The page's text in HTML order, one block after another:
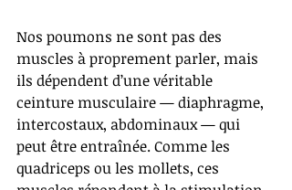
Nos poumons ne sont pas des
muscles à proprement parler, mais
ils dépendent d’une véritable
ceinture musculaire — diaphragme,
intercostaux, abdominaux — qui
peut être entraînée. Comme les
quadriceps ou les mollets, ces